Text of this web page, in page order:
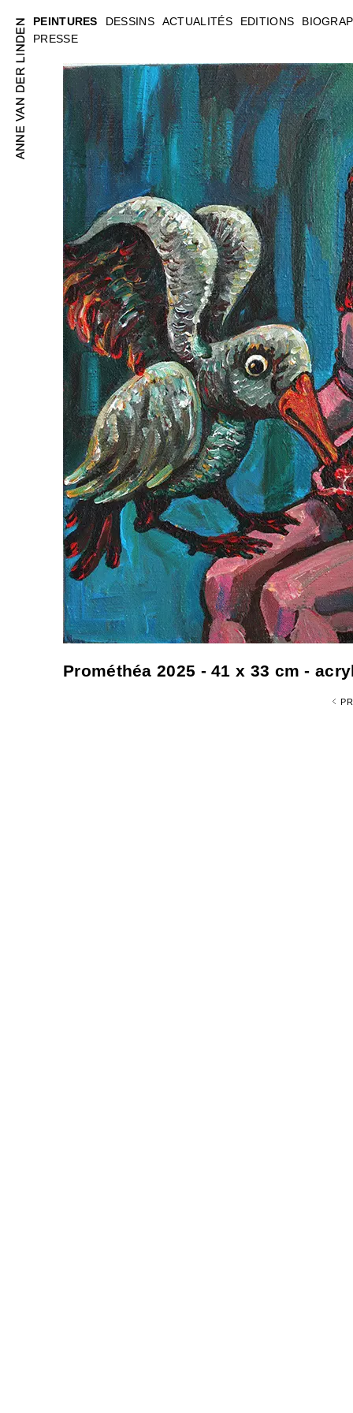
PEINTURES
PRESSE
DESSINS ACTUALITÉS EDITIONS
Prométhéa 2025 - 41 x 33 cm -